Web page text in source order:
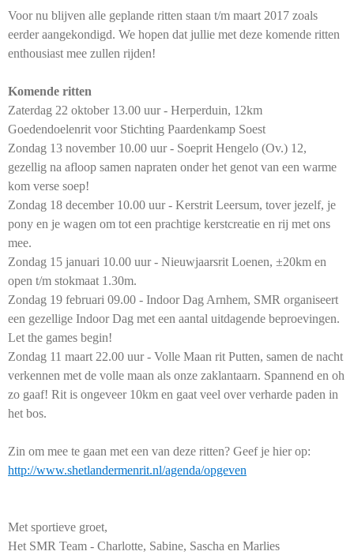
Voor nu blijven alle geplande ritten staan t/m maart 2017 zoals
eerder aangekondigd. We hopen dat jullie met deze komende ritten
enthousiast mee zullen rijden!
Komende ritten
Zaterdag 22 oktober 13.00 uur - Herperduin, 12km
Goedendoelenrit voor Stichting Paardenkamp Soest
Zondag 13 november 10.00 uur - Soeprit Hengelo (Ov.) 12,
gezellig na afloop samen napraten onder het genot van een warme
kom verse soep!
Zondag 18 december 10.00 uur - Kerstrit Leersum, tover jezelf, je
pony en je wagen om tot een prachtige kerstcreatie en rij met ons
mee.
Zondag 15 januari 10.00 uur - Nieuwjaarsrit Loenen, ±20km en
open t/m stokmaat 1.30m.
Zondag 19 februari 09.00 - Indoor Dag Arnhem, SMR organiseert
een gezellige Indoor Dag met een aantal uitdagende beproevingen.
Let the games begin!
Zondag 11 maart 22.00 uur - Volle Maan rit Putten, samen de nacht
verkennen met de volle maan als onze zaklantaarn. Spannend en oh
zo gaaf! Rit is ongeveer 10km en gaat veel over verharde paden in
het bos.
Zin om mee te gaan met een van deze ritten? Geef je hier op:
http://www.shetlandermenrit.nl/agenda/opgeven
Met sportieve groet,
Het SMR Team - Charlotte, Sabine, Sascha en Marlies